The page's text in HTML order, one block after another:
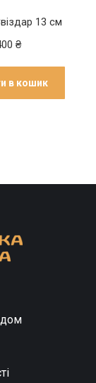
13 см
₴
в кошик